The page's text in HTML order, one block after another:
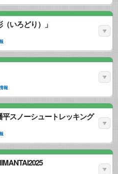
いろどり）」
報
スノーシュートレッキング